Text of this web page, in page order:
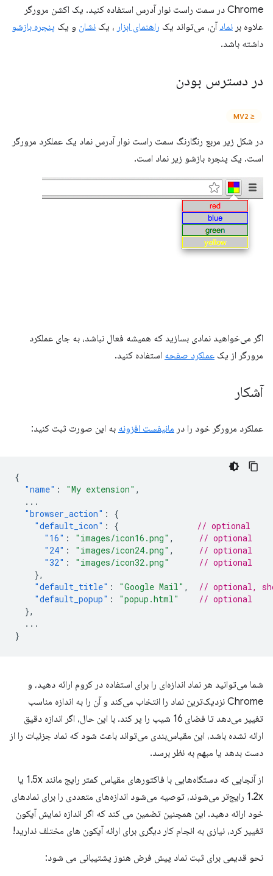
Chrome در سمت راست نوار آدرس استفاده کنید. یک اکشن مرورگر
علاوه بر نماد آن، می‌تواند یک راهنمای ابزار ، یک نشان و یک پنجره بازشو
داشته باشد.
در دسترس بودن
≤ MV2
در شکل زیر مربع رنگارنگ سمت راست نوار آدرس نماد یک عملکرد مرورگر
است. یک پنجره بازشو زیر نماد است.
اگر می‌خواهید نمادی بسازید که همیشه فعال نباشد، به جای عملکرد
مرورگر از یک عملکرد صفحه استفاده کنید.
آشکار
عملکرد مرورگر خود را در مانیفست افزونه به این صورت ثبت کنید:
{
"name" : "My extension" ,
...
"browser_action" :
{
"default_icon" : {
// optional
"16" : "images/icon16.png" ,
// optional
"24" : "images/icon24.png" ,
// optional
"32" : "images/icon32.png"
// optional
},
"default_title" : "Google Mail" ,
// optional,
"default_popup" : "popup.html"
// optional
},
...
}
شما می‌توانید هر نماد اندازه‌ای را برای استفاده در کروم ارائه دهید، و
Chrome نزدیک‌ترین نماد را انتخاب می‌کند و آن را به اندازه مناسب
تغییر می‌دهد تا فضای 16 شیب را پر کند. با این حال، اگر اندازه دقیق
ارائه نشده باشد، این مقیاس‌بندی می‌تواند باعث شود که نماد جزئیات را از
دست بدهد یا مبهم به نظر برسد.
از آنجایی که دستگاه‌هایی با فاکتورهای مقیاس کمتر رایج مانند 1.5x یا
1.2x رایج‌تر می‌شوند، توصیه می‌شود اندازه‌های متعددی را برای نمادهای
خود ارائه دهید. این همچنین تضمین می کند که اگر اندازه نمایش آیکون
تغییر کرد، نیازی به انجام کار دیگری برای ارائه آیکون های مختلف ندارید!
نحو قدیمی برای ثبت نماد پیش فرض هنوز پشتیبانی می شود: